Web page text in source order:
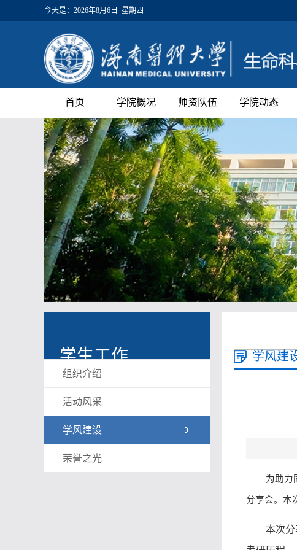
今天是： 2026年8月6日 星期四
首页 学院概况 师资队伍 学院动态
学生工作
组织介绍
活动风采
学风建设
荣誉之光
学风建
为助力
分享会。本
本次